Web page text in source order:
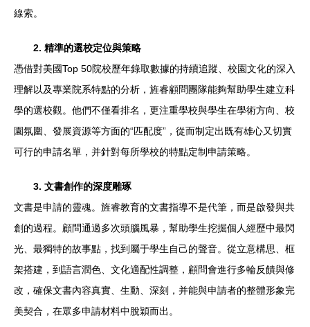
線索。
2. 精準的選校定位與策略
憑借對美國Top 50院校歷年錄取數據的持續追蹤、校園文化的深入
理解以及專業院系特點的分析，旌睿顧問團隊能夠幫助學生建立科
學的選校觀。他們不僅看排名，更注重學校與學生在學術方向、校
園氛圍、發展資源等方面的“匹配度”，從而制定出既有雄心又切實
可行的申請名單，并針對每所學校的特點定制申請策略。
3. 文書創作的深度雕琢
文書是申請的靈魂。旌睿教育的文書指導不是代筆，而是啟發與共
創的過程。顧問通過多次頭腦風暴，幫助學生挖掘個人經歷中最閃
光、最獨特的故事點，找到屬于學生自己的聲音。從立意構思、框
架搭建，到語言潤色、文化適配性調整，顧問會進行多輪反饋與修
改，確保文書內容真實、生動、深刻，并能與申請者的整體形象完
美契合，在眾多申請材料中脫穎而出。